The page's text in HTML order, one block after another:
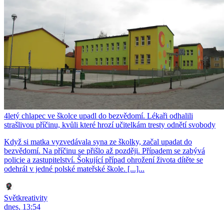
4letý chlapec ve školce upadl do bezvědomí. Lékaři odhalili
strašlivou příčinu, kvůli které hrozí učitelkám tresty odnětí svobody
Když si matka vyzvedávala syna ze školky, začal upadat do
bezvědomí. Na příčinu se přišlo až později. Případem se zabývá
policie a zastupitelství. Šokující případ ohrožení života dítěte se
odehrál v jedné polské mateřské škole. [...]...
Světkreativity
dnes, 13:54